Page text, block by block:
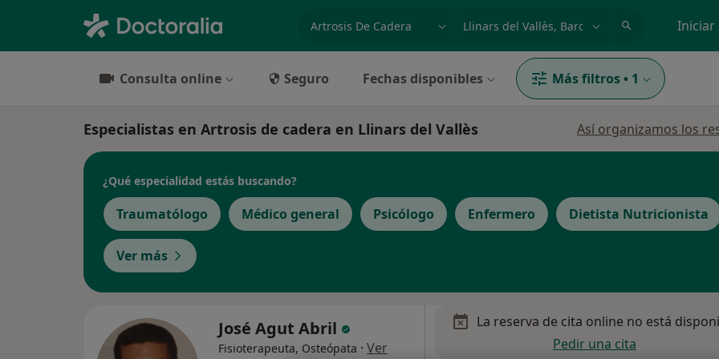
Iniciar
Consulta online Seguro Fechas disponibles Más filtros • 1
Especialistas en Artrosis de cadera en Llinars del Vallès Así organizamos los
¿Qué especialidad estás buscando?
Traumatólogo Médico general Psicólogo Enfermero Dietista Nutricionista
Ver más
José Agut Abril
Fisioterapeuta, Osteópata · Ver
La reserva de cita online no está
Pedir una cita